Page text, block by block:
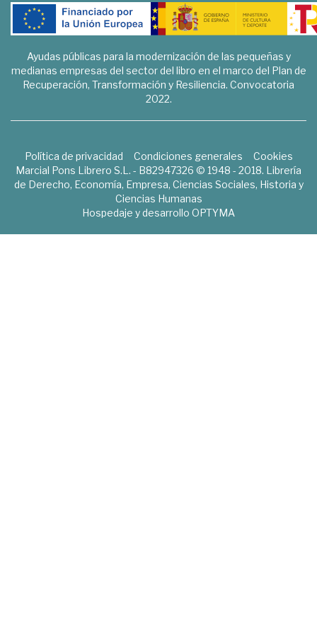
Ayudas públicas para la modernización de las pequeñas y
medianas empresas del sector del libro en el marco del Plan de
Recuperación, Transformación y Resiliencia. Convocatoria
2022.
Política de privacidad Condiciones generales
Cookies
Marcial Pons Librero S.L. - B82947326 © 1948 - 2018. Librería
de Derecho, Economía, Empresa, Ciencias Sociales, Historia y
Ciencias Humanas
Hospedaje y desarrollo OPTYMA